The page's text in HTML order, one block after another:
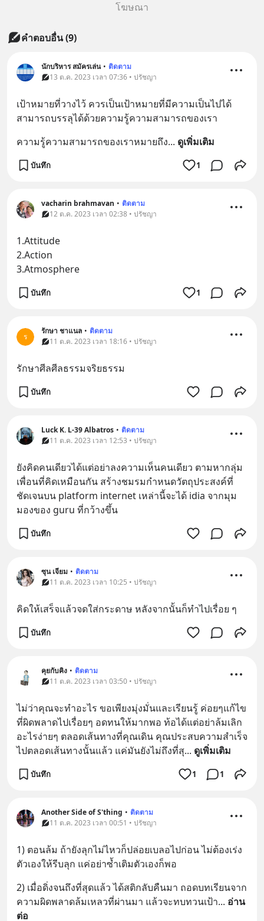
โฆษณา
คำตอบอื่น(9)
นักบริหาร สมัครเล่น • ติดตาม
13 ต.ค. 2023 เวลา 07:36 • ปรัชญา
เป้าหมายที่วางไว้ ควรเป็นเป้าหมายที่มีความเป็นไปได้
สามารถบรรลุได้ด้วยความรู้ความสามารถของเรา
ความรู้ความสามารถของเราหมายถึง... ดูเพิ่มเติม
บันทึก 1
vacharin brahmavan • ติดตาม
12 ต.ค. 2023 เวลา 02:38 • ปรัชญา
1.Attitude
2.Action
3.Atmosphere
บันทึก 1
ร
รักษา ชาแนล • ติดตาม
11 ต.ค. 2023 เวลา 18:16 • ปรัชญา
รักษาศีลศีลธรรมจริยธรรม
บันทึก
Luck K. L-39 Albatros • ติดตาม
11 ต.ค. 2023 เวลา 12:53 • ปรัชญา
ยังคิดคนเดียวได้แต่อย่าลงความเห็นคนเดียว ตามหากลุ่ม
เพื่อนที่คิดเหมือนกัน สร้างชมรมกำหนดวัตถุประสงค์ที่
ชัดเจนบน platform internet เหล่านี้จะได้ idia จากมุม
มองของ guru ที่กว้างขึ้น
บันทึก
ซุน เจียม • ติดตาม
11 ต.ค. 2023 เวลา 10:25 • ปรัชญา
คิดให้เสร็จแล้วจดใส่กระดาษ หลังจากนั้นก็ทำไปเรื่อย ๆ
บันทึก
คุยกับคิง • ติดตาม
11 ต.ค. 2023 เวลา 03:50 • ปรัชญา
ไม่ว่าคุณจะทำอะไร ขอเพียงมุ่งมั่นและเรียนรู้ ค่อยๆแก้ไข
ที่ผิดพลาดไปเรื่อยๆ อดทนให้มากพอ ท้อได้แต่อย่าล้มเลิก
อะไรง่ายๆ ตลอดเส้นทางที่คุณเดิน คุณประสบความสำเร็จ
ไปตลอดเส้นทางนั้นแล้ว แค่มันยังไม่ถึงที่สุ... ดูเพิ่มเติม
บันทึก 1 1
Another Side of S'thing • ติดตาม
11 ต.ค. 2023 เวลา 00:51 • ปรัชญา
1) ตอนล้ม ถ้ายังลุกไม่ไหวก็ปล่อยเบลอไปก่อน ไม่ต้องเร่ง
ตัวเองให้รีบลุก แค่อย่าซ้ำเติมตัวเองก็พอ
2) เมื่อดิ่งจนถึงที่สุดแล้ว ได้สติกลับคืนมา ถอดบทเรียนจาก
ความผิดพลาดล้มเหลวที่ผ่านมา แล้วจะทบทวนเป้า... อ่าน
ต่อ